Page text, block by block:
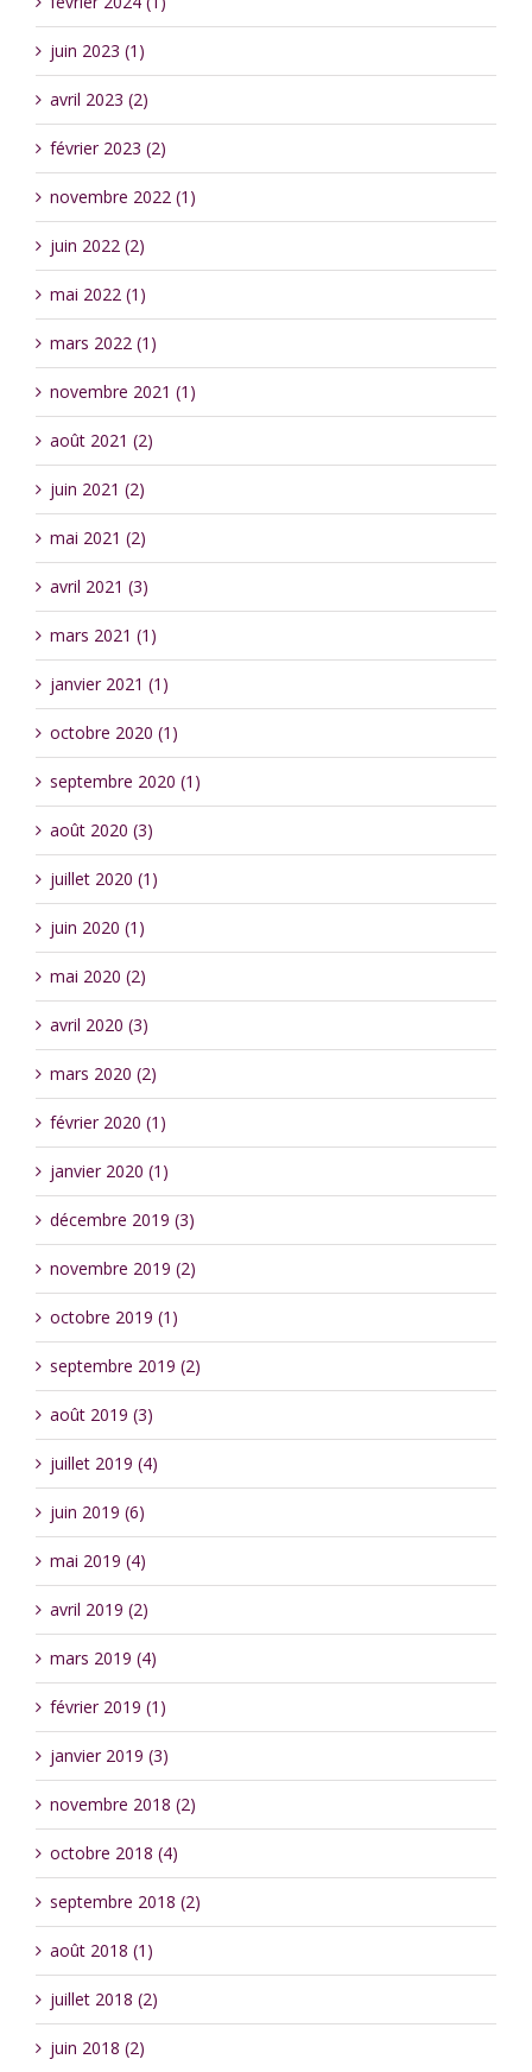
juin 2023 (1)
avril 2023 (2)
février 2023 (2)
novembre 2022 (1)
juin 2022 (2)
mai 2022 (1)
mars 2022 (1)
novembre 2021 (1)
août 2021 (2)
juin 2021 (2)
mai 2021 (2)
avril 2021 (3)
mars 2021 (1)
janvier 2021 (1)
octobre 2020 (1)
septembre 2020 (1)
août 2020 (3)
juillet 2020 (1)
juin 2020 (1)
mai 2020 (2)
avril 2020 (3)
mars 2020 (2)
février 2020 (1)
janvier 2020 (1)
décembre 2019 (3)
novembre 2019 (2)
octobre 2019 (1)
septembre 2019 (2)
août 2019 (3)
juillet 2019 (4)
juin 2019 (6)
mai 2019 (4)
avril 2019 (2)
mars 2019 (4)
février 2019 (1)
janvier 2019 (3)
novembre 2018 (2)
octobre 2018 (4)
septembre 2018 (2)
août 2018 (1)
juillet 2018 (2)
juin 2018 (2)